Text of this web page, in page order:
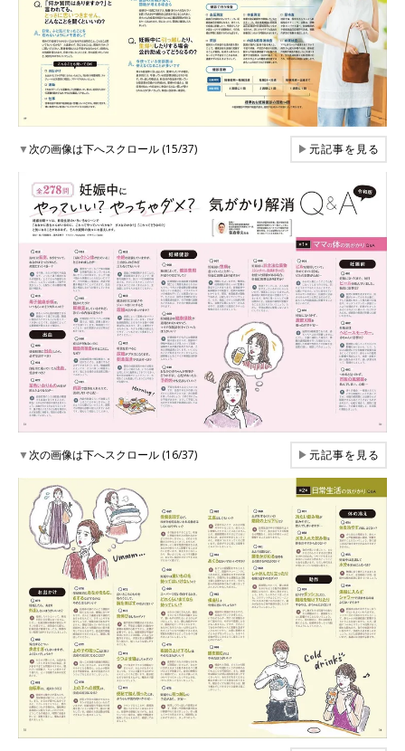
▼次の画像は下へスクロール (15/37) ▶元記事を見る
▼次の画像は下へスクロール (16/37) ▶元記事を見る